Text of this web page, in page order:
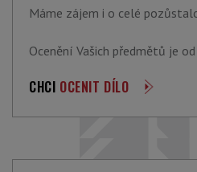
Máme zájem i o celé
Ocenění Vašich předmětů je
CHCI OCENIT DÍLO